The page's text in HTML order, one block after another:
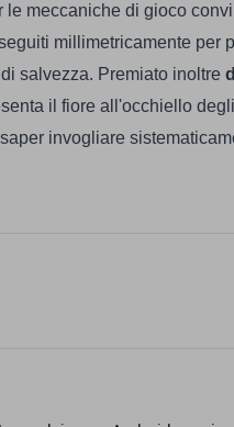
le meccaniche di gioco
millimetricamente per
salvezza. Premiato inoltre
il fiore all'occhiello
invogliare